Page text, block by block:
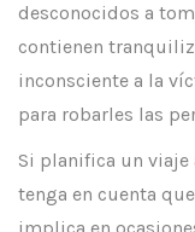
desconocidos a
contienen
inconsciente a la
para robarles las
Si planifica un viaje
tenga en cuenta